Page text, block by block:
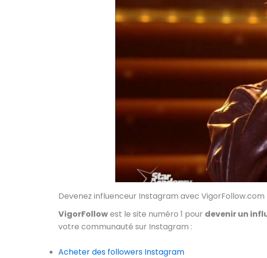
Devenez influenceur Instagram avec VigorFollow.com
VigorFollowest le site numéro 1 pour devenir un
votre communauté sur Instagram :
Acheter des followers Instagram